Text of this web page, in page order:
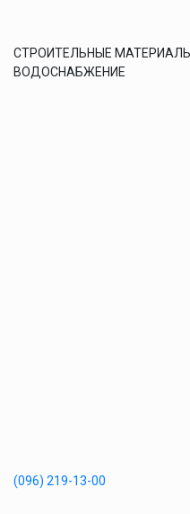
СТРОИТЕЛЬНЫЕ
ВОДОСНАБЖЕНИЕ
(096) 219-13-00